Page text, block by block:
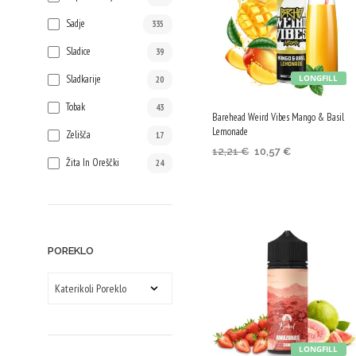
Sadje 335
Sladice 39
Sladkarije 20
Tobak 43
Zelišča 17
Žita In Oreščki 24
POREKLO
LONGFILL
Barehead Weird Vibes Mango & Basil
Lemonade
12,21€ Izvirna
10,57€Trenutna
LONGFILL